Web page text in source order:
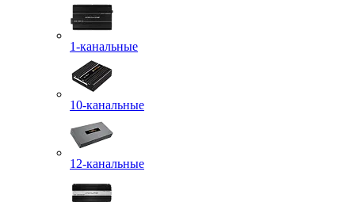
1-канальные
10-канальные
12-канальные